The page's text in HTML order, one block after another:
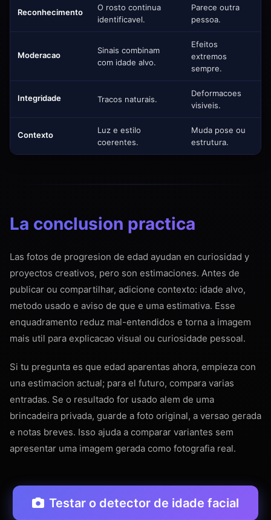
Reconhecimento
O rosto continua
identificavel.
Parece outra
pessoa.
Moderacao
Sinais combinam
com idade alvo.
Efeitos
extremos
sempre.
Integridade Tracos naturais.
Deformacoes
visiveis.
Contexto
Luz e estilo
coerentes.
Muda pose ou
estrutura.
La conclusion practica
Las fotos de progresion de edad ayudan en curiosidad y
proyectos creativos, pero son estimaciones. Antes de
publicar ou compartilhar, adicione contexto: idade alvo,
metodo usado e aviso de que e uma estimativa. Esse
enquadramento reduz mal-entendidos e torna a imagem
mais util para explicacao visual ou curiosidade pessoal.
Si tu pregunta es que edad aparentas ahora, empieza con
una estimacion actual; para el futuro, compara varias
entradas. Se o resultado for usado alem de uma
brincadeira privada, guarde a foto original, a versao gerada
e notas breves. Isso ajuda a comparar variantes sem
apresentar uma imagem gerada como fotografia real.
Testar o detector de idade facial